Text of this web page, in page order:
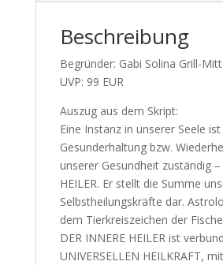
Beschreibung
Begründer: Gabi Solina Grill-
UVP: 99 EUR
Auszug aus dem Skript:
Eine Instanz in unserer Seele
Gesunderhaltung bzw.
unserer Gesundheit zuständig –
HEILER. Er stellt die Summe
Selbstheilungskräfte dar.
dem Tierkreiszeichen der
DER INNERE HEILER ist
UNIVERSELLEN HEILKRAFT,